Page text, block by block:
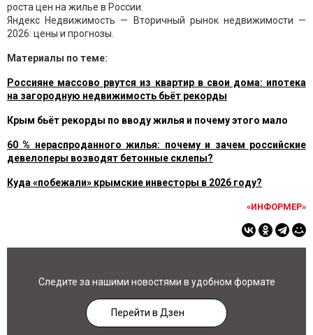
роста цен на жилье в России.
Яндекс Недвижимость — Вторичный рынок недвижимости —
2026: цены и прогнозы.
Материалы по теме:
Россияне массово рвутся из квартир в свои дома: ипотека
на загородную недвижимость бьёт рекорды
Крым бьёт рекорды по вводу жилья и почему этого мало
60 % нераспроданного жилья: почему и зачем российские
девелоперы возводят бетонные склепы?
Куда «побежали» крымские инвесторы в 2026 году?
«ИНФОРМЕР»
Следите за нашими новостями в удобном формате
Перейти в Дзен